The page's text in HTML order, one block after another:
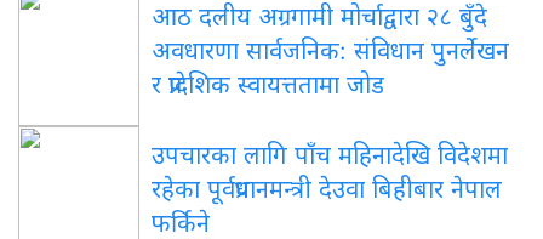
आठ दलीय अग्रगामी मोर्चाद्वारा २८ बुँदे
अवधारणा सार्वजनिक: संविधान पुनर्लेखन
र प्रादेशिक स्वायत्ततामा जोड
उपचारका लागि पाँच महिनादेखि विदेशमा
रहेका पूर्वप्रधानमन्त्री देउवा बिहीबार नेपाल
फर्किने